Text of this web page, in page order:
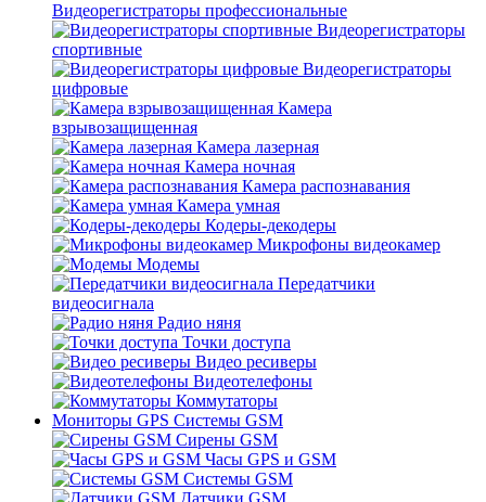
Видеорегистраторы профессиональные
Видеорегистраторы
спортивные
Видеорегистраторы
цифровые
Камера
взрывозащищенная
Камера лазерная
Камера ночная
Камера распознавания
Камера умная
Кодеры-декодеры
Микрофоны видеокамер
Модемы
Передатчики
видеосигнала
Радио няня
Точки доступа
Видео ресиверы
Видеотелефоны
Коммутаторы
Мониторы GPS Системы GSM
Сирены GSM
Часы GPS и GSM
Системы GSM
Датчики GSM